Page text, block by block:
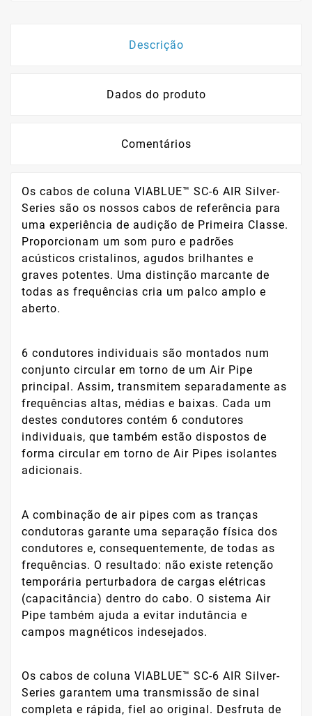
Descrição
Dados do produto
Comentários
Os cabos de coluna VIABLUE™ SC-6 AIR Silver-
Series são os nossos cabos de referência para
uma experiência de audição de Primeira Classe.
Proporcionam um som puro e padrões
acústicos cristalinos, agudos brilhantes e
graves potentes. Uma distinção marcante de
todas as frequências cria um palco amplo e
aberto.
6 condutores individuais são montados num
conjunto circular em torno de um Air Pipe
principal. Assim, transmitem separadamente as
frequências altas, médias e baixas. Cada um
destes condutores contém 6 condutores
individuais, que também estão dispostos de
forma circular em torno de Air Pipes isolantes
adicionais.
A combinação de air pipes com as tranças
condutoras garante uma separação física dos
condutores e, consequentemente, de todas as
frequências. O resultado: não existe retenção
temporária perturbadora de cargas elétricas
(capacitância) dentro do cabo. O sistema Air
Pipe também ajuda a evitar indutância e
campos magnéticos indesejados.
Os cabos de coluna VIABLUE™ SC-6 AIR Silver-
Series garantem uma transmissão de sinal
completa e rápida, fiel ao original. Desfruta de